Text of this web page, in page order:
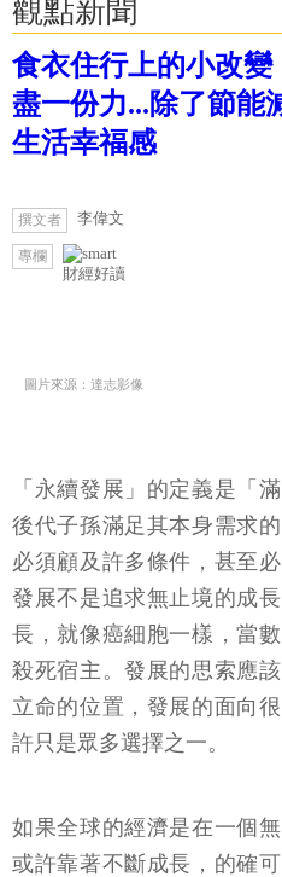
觀點新聞
食衣住行上的小改
盡一份力...除了節能
生活幸福感
撰文者 李偉文
專欄
財經好讀
圖片來源：達志影像
「永續發展」的定義是「
後代子孫滿足其本身需求
必須顧及許多條件，甚至
發展不是追求無止境的成
長，就像癌細胞一樣，當
殺死宿主。發展的思索應
立命的位置，發展的面向
許只是眾多選擇之一。
如果全球的經濟是在一個
或許靠著不斷成長，的確